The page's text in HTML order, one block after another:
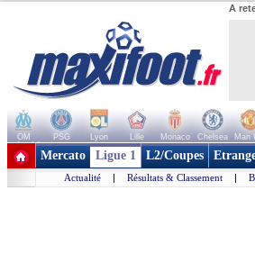
A
OM PSG Lyon Lille Monaco Chelsea Man
+ de clubs
Mercato Ligue 1 L2/Coupes
Actualité | Résultats & Classement |